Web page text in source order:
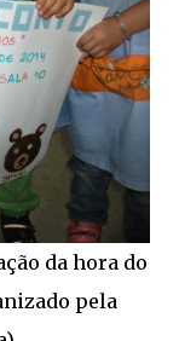
da hora do
pela